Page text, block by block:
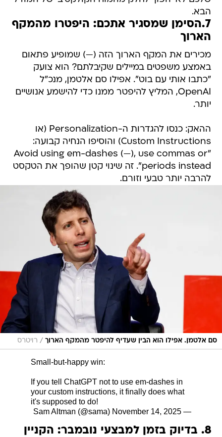
הבא.
7.הסימן שמסגיר אתכם: היפטרו מהמקף
הארוך
מכירים את המקף הארוך הזה (—) שמופיע פתאום
באמצע משפטים במיילים שקיבלתם? הוא צועק
"כתבו אותי עם בוט". אפילו סם אלטמן, מנכ"ל
OpenAI, המליץ להיפטר ממנו כדי להישמע אנושיים
יותר.
ההאק: כנסו להגדרות ה-Personalization (או
Custom Instructions) והוסיפו הנחיה קבועה:
"Avoid using em-dashes (—), use commas or
periods instead". זה שינוי קטן שהופך את הטקסט
להרבה יותר טבעי וזורם.
סם אלטמן. אפילו הוא הבין שעדיף להיפטר מהמקף הארוך / רויטרס
Small-but-happy win:
If you tell ChatGPT not to use em-dashes in
your custom instructions, it finally does what
it's supposed to do!
— Sam Altman (@sama)
November 14, 2025
8. בדיוק בזמן למבצעי נובמבר: הקניין